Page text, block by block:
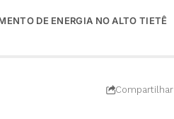
DE ENERGIA NO ALTO TIETÊ
Compartilhar